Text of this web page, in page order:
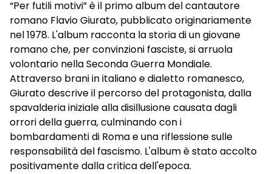
“Per futili motivi” è il primo album del cantautore
romano Flavio Giurato, pubblicato originariamente
nel 1978. L'album racconta la storia di un giovane
romano che, per convinzioni fasciste, si arruola
volontario nella Seconda Guerra Mondiale.
Attraverso brani in italiano e dialetto romanesco,
Giurato descrive il percorso del protagonista, dalla
spavalderia iniziale alla disillusione causata dagli
orrori della guerra, culminando con i
bombardamenti di Roma e una riflessione sulle
responsabilità del fascismo. L'album è stato accolto
positivamente dalla critica dell'epoca.